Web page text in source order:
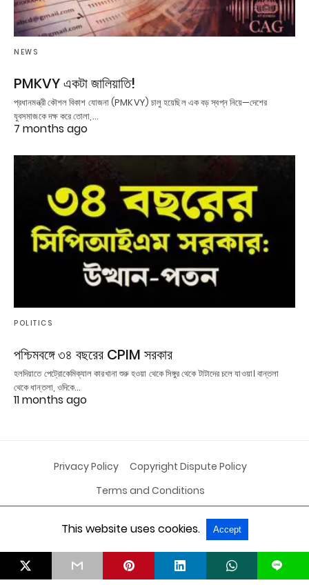
NEWS
PMKVY একটা জালিয়াতি!
প্রধানমন্ত্রী কৌশল বিকাশ যোজনা (PMKVY) চালু হয়েছিল এক বড় স্বপ্ন নিয়ে—দেশের
যুবসমাজকে দক্ষ করে তোলা,…
7 months ago
POLITICS
পশ্চিমবঙ্গে ৩৪ বছরের CPIM সরকার
হলদিয়াতে পেট্রোকেমিক্যাল কারখানা শুরু হওয়া থেকে সিঙ্গুর থেকে টাটাদের চলে যাওয়া। বান্তলা
থেকে ধান্তলা, ওদিকে…
11 months ago
Privacy Policy
Copyright Dispute Policy
Terms and Conditions
All Rights Reserved View Non-AMP Version
This website uses cookies. Accept